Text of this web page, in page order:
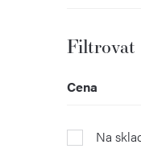
B
o
n
Cena
Na